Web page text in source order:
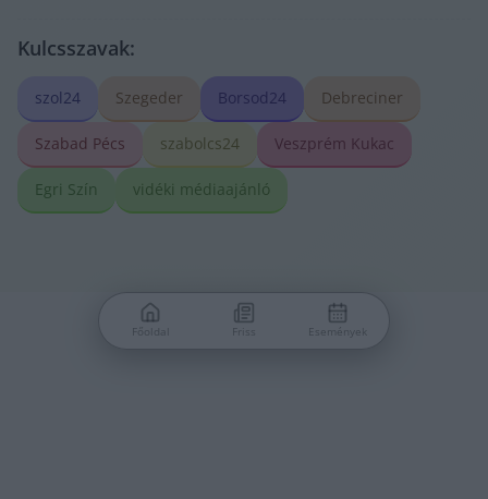
Kulcsszavak:
szol24 Szegeder Borsod24 Debreciner
Szabad Pécs szabolcs24 Veszprém Kukac
Egri Szín vidéki médiaajánló
Főoldal Friss Események